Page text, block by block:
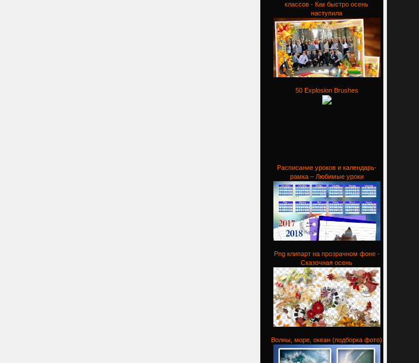
классов - Как быстро осень
наступила
50 Explosion Brushes
Расписание уроков и календарь-
рамка – Любимые уроки
Png клипарт на прозрачном фоне -
Сказочная осень
Волны, море, океан (подборка фото)